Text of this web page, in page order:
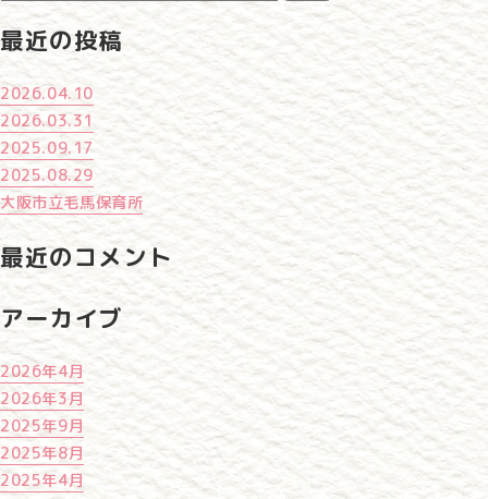
索:
最近の投稿
2026.04.10
2026.03.31
2025.09.17
2025.08.29
大阪市立毛馬保育所
最近のコメント
アーカイブ
2026年4月
2026年3月
2025年9月
2025年8月
2025年4月